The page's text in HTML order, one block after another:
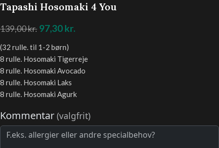
Tapashi Hosomaki 4 You
139,00kr. 97,30kr.
(32 rulle. til 1-2 børn)
8 rulle. Hosomaki Tigerreje
8 rulle. Hosomaki Avocado
8 rulle. Hosomaki Laks
8 rulle. Hosomaki Agurk